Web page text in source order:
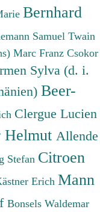
Bernhard
Samuel Twain
Marc Franz Csokor
Sylva (d. i.
Beer-
Clergue Lucien
Helmut Allende
Stefan Citroen
Erich Mann
Bonsels Waldemar